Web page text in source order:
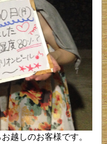
越しのお客様です。